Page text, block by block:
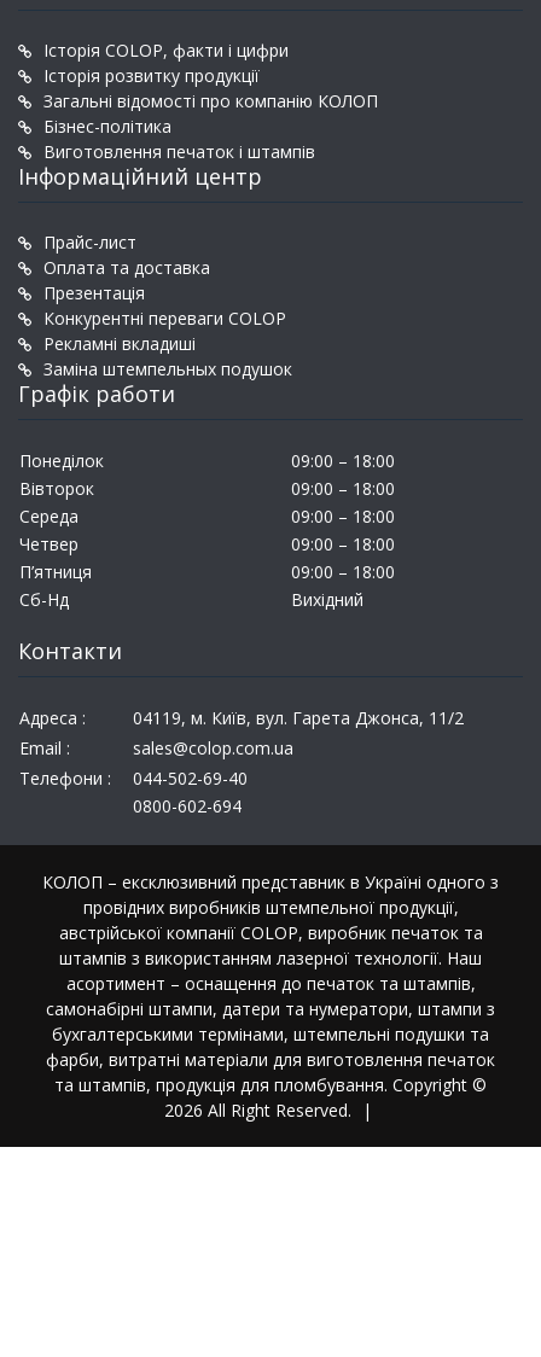
Історія COLOP, факти і цифри
Історія розвитку продукції
Загальні відомості про компанію КОЛОП
Бізнес-політика
Виготовлення печаток і штампів
Інформаційний центр
Прайс-лист
Оплата та доставка
Презентація
Конкурентні переваги COLOP
Рекламні вкладиші
Заміна штемпельных подушок
Графік работи
Понеділок
09:00 – 18:00
Вівторок
09:00 – 18:00
Середа
09:00 – 18:00
Четвер
09:00 – 18:00
П’ятниця
09:00 – 18:00
Сб-Нд
Вихідний
Контакти
Адреса :
04119, м. Київ, вул. Гарета Джонса, 11/2
Email :
sales@colop.com.ua
Телефони :
044-502-69-40
0800-602-694
КОЛОП – ексклюзивний представник в Україні одного з
провідних виробників штемпельної продукції,
австрійської компанії COLOP, виробник печаток та
штампів з використанням лазерної технології. Наш
асортимент – оснащення до печаток та штампів,
самонабірні штампи, датери та нумератори, штампи з
бухгалтерськими термінами, штемпельні подушки та
фарби, витратні матеріали для виготовлення печаток
та штампів, продукція для пломбування. Copyright ©
2026 All Right Reserved.
|